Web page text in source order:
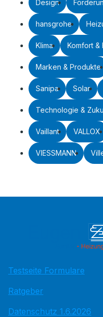
Design
hansgrohe
Klima Komfort &
Marken & Produkte
Sanipa Solar
Technologie &
Vaillant VALLOX
VIESSMANN
Testseite Formulare
Ratgeber
Datenschutz 1.6.2026